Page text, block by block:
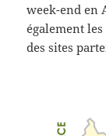
week-end en
également
des sites